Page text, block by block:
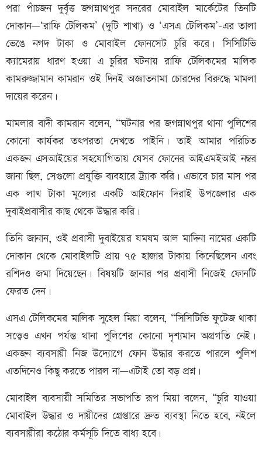
পরা পাঁচজন দুর্বৃত্ত জগন্নাথপুর সদরের মোবাইল মার্কেটের তিনটি
দোকান—‘রাফি টেলিকম’ (দুটি শাখা) ও ‘এসএ টেলিকম’-এর তালা
ভেঙে নগদ টাকা ও মোবাইল ফোনসেট চুরি করে। সিসিটিভি
ক্যামেরায় ধারণ হওয়া এ চুরির ঘটনায় রাফি টেলিকমের মালিক
কামরুজ্জামান কামরান ওই দিনই অজ্ঞাতনামা চোরদের বিরুদ্ধে মামলা
দায়ের করেন।
মামলার বাদী কামরান বলেন, “ঘটনার পর জগন্নাথপুর থানা পুলিশের
কোনো কার্যকর তৎপরতা দেখতে পাইনি। তাই আমার পরিচিত
একজন এসআইয়ের সহযোগিতায় যেসব ফোনের আইএমইআই নম্বর
জানা ছিল, সেগুলো প্রযুক্তি ব্যবহারে ট্র্যাক করি। এভাবে চার মাস পর
এক লাখ টাকা মূল্যের একটি আইফোন দিরাই উপজেলার এক
দুবাইপ্রবাসীর কাছ থেকে উদ্ধার করি।
তিনি জানান, ওই প্রবাসী দুবাইয়ের যমযম আল মাদিনা নামের একটি
দোকান থেকে মোবাইলটি প্রায় ৭৫ হাজার টাকায় কিনেছিলেন এবং
রশিদও জমা দিয়েছেন। বিষয়টি জানার পর প্রবাসী নিজেই ফোনটি
ফেরত দেন।
এসএ টেলিকমের মালিক সুহেল মিয়া বলেন, “সিসিটিভি ফুটেজ থাকা
সত্ত্বেও এখন পর্যন্ত থানা পুলিশের কোনো দৃশ্যমান অগ্রগতি নেই।
একজন ব্যবসায়ী নিজ উদ্যোগে ফোন উদ্ধার করতে পারলে পুলিশ
এতদিনেও কিছু করতে পারল না—এটাই তো বড় প্রশ্ন।
মোবাইল ব্যবসায়ী সমিতির সভাপতি রূপ মিয়া বলেন, “চুরি যাওয়া
মোবাইল উদ্ধার ও দায়ীদের গ্রেপ্তারে দ্রুত ব্যবস্থা নিতে হবে, নইলে
ব্যবসায়ীরা কঠোর কর্মসূচি দিতে বাধ্য হবে।